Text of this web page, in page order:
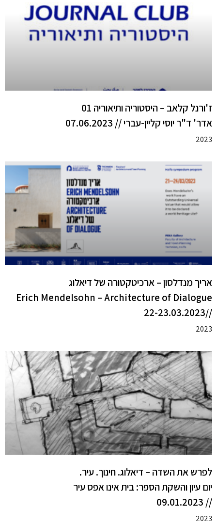
ז'ורנל קלאב – היסטוריה ותיאוריה 01
אדר' ד"ר יוסי קליין-עברי // 07.06.2023
2023
אריך מנדלסון – ארכיטקטורה של דיאלוג
Erich Mendelsohn – Architecture of Dialogue
//22-23.03.2023
2023
לפרש את השדה – דיאלוג. חינוך. עיר.
יום עיון והשקת הספר: בית אינו אפס עיר
// 09.01.2023
2023